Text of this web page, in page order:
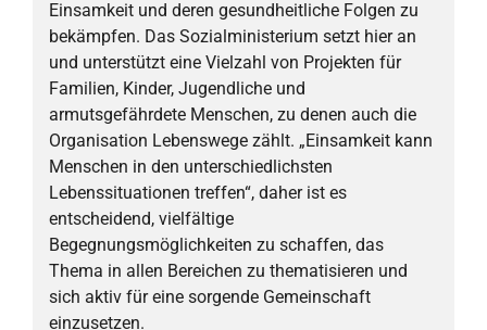
Einsamkeit und deren gesundheitliche Folgen zu
bekämpfen. Das Sozialministerium setzt hier an
und unterstützt eine Vielzahl von Projekten für
Familien, Kinder, Jugendliche und
armutsgefährdete Menschen, zu denen auch die
Organisation Lebenswege zählt. „Einsamkeit kann
Menschen in den unterschiedlichsten
Lebenssituationen treffen“, daher ist es
entscheidend, vielfältige
Begegnungsmöglichkeiten zu schaffen, das
Thema in allen Bereichen zu thematisieren und
sich aktiv für eine sorgende Gemeinschaft
einzusetzen.